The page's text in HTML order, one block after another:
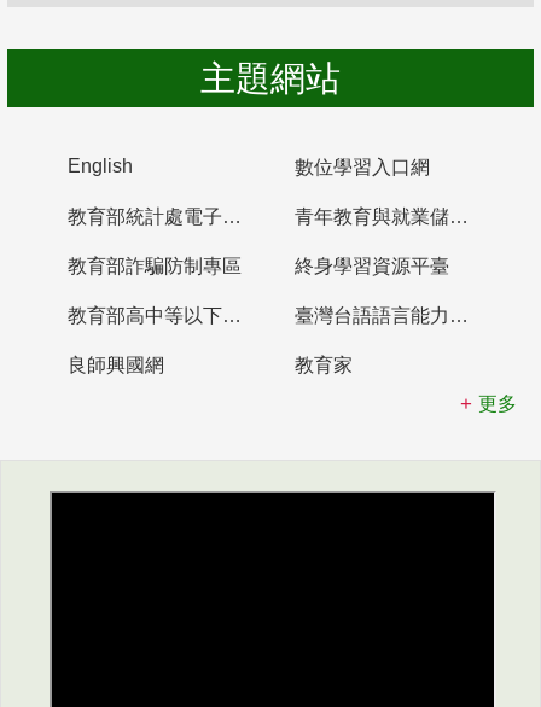
主題網站
English 數位學習入口網
教育部統計處電子書櫃 青年教育與就業儲蓄帳戶
教育部詐騙防制專區 終身學習資源平臺
教育部高中等以下學校及幼兒園教師資格檢定考試 臺灣台語語言能力認證網站
良師興國網
教育家
更多